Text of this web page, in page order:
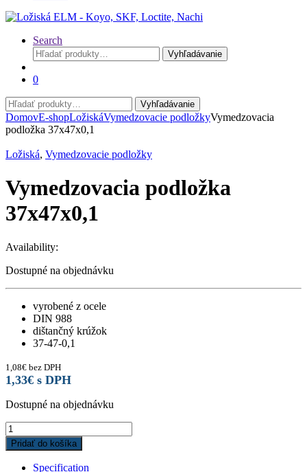
Search
Hľadať:
Vyhľadávanie
0
Hľadať:
Vyhľadávanie
DomovE-shopLožiskáVymedzovacie podložkyVymedzovacia
podložka 37x47x0,1
Ložiská, Vymedzovacie podložky
Vymedzovacia podložka
37x47x0,1
Availability:
Dostupné na objednávku
vyrobené z ocele
DIN 988
dištančný krúžok
37-47-0,1
1,08€ bez DPH
1,33€ s DPH
Dostupné na objednávku
Vymedzovacia
podložka
37x47x0,1
quantity
Pridať do košíka
Specification